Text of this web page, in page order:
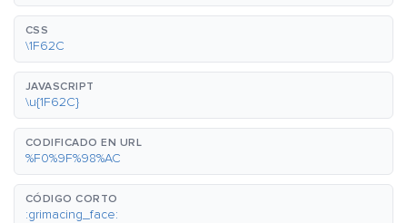
CSS
\1F62C
JAVASCRIPT
\u{1F62C}
CODIFICADO EN URL
%F0%9F%98%AC
CÓDIGO CORTO
:grimacing_face: